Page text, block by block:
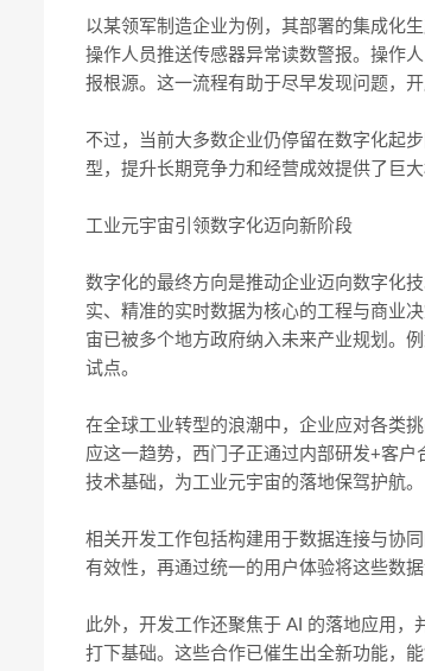
以某领军制造企业为例，其部署的集成化
操作人员推送传感器异常读数警报。操作
报根源。这一流程有助于尽早发现问题，
不过，当前大多数企业仍停留在数字化起
型，提升长期竞争力和经营成效提供了巨大
工业元宇宙引领数字化迈向新阶段
数字化的最终方向是推动企业迈向数字化
实、精准的实时数据为核心的工程与商业
宙已被多个地方政府纳入未来产业规划。
试点。
在全球工业转型的浪潮中，企业应对各类
应这一趋势，西门子正通过内部研发+客
技术基础，为工业元宇宙的落地保驾护航。
相关开发工作包括构建用于数据连接与协
有效性，再通过统一的用户体验将这些数据
此外，开发工作还聚焦于 AI 的落地应用，
打下基础。这些合作已催生出全新功能，